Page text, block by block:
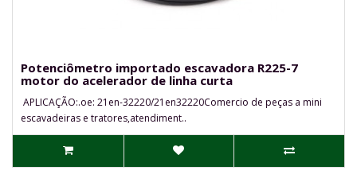
Potenciômetro importado escavadora R225-7
motor do acelerador de linha curta
APLICAÇÃO:.oe: 21en-32220/21en32220Comercio de peças a mini
escavadeiras e tratores,atendiment..